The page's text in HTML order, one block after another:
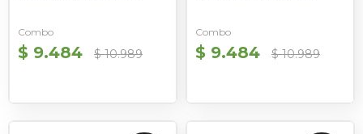
Combo
$ 9.484 $ 10.989
Combo
$ 9.484 $ 10.989